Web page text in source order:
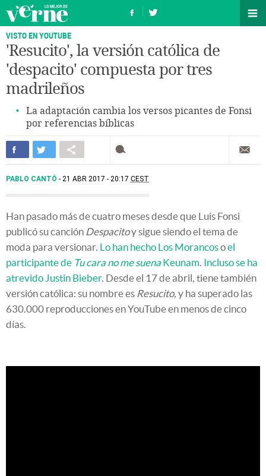
VISTO EN YOUTUBE
'Resucito', la versión católica de
'despacito' compuesta por tres
madrileños
La adaptación cambia los versos picantes de Fonsi
por referencias bíblicas
PABLO CANTÓ 21 ABR 2017 - 20:17 CEST
Han pasado más de cuatro meses desde que Luis Fonsi
publicó su canción Despacitoy sigue siendo el tema de
moda para versionar. Lo han hecho Los Morancosoel
participante de Tu cara no me suena Keunam. Incluso se ha
atrevido Justin Bieber. Desde el 17 de abril, tiene también
versión católica: su nombre es Resucito, y ha superado las
630.000 reproducciones en YouTube en menos de cinco
días.